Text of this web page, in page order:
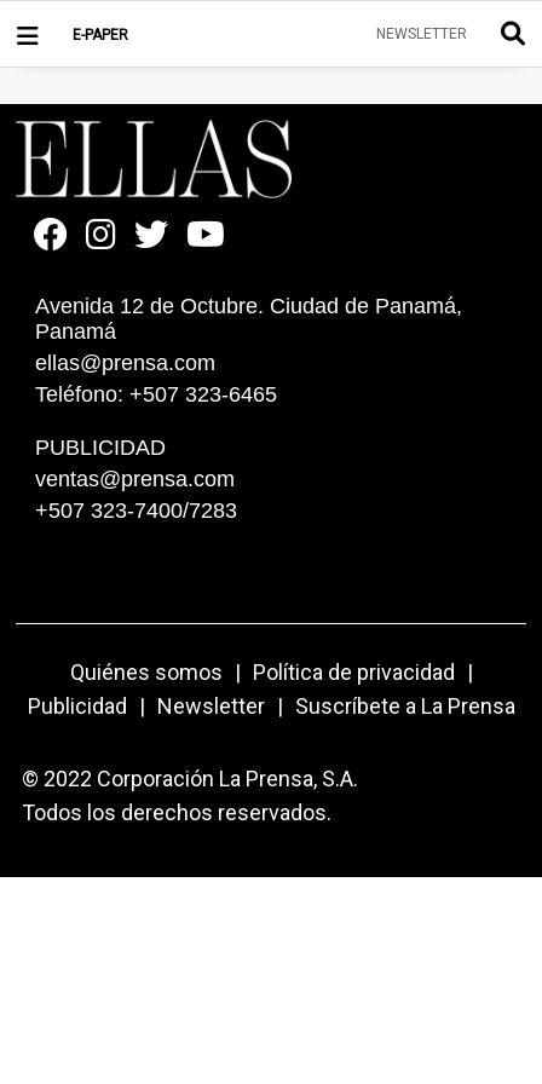
E-PAPER NEWSLETTER
Avenida 12 de Octubre. Ciudad de Panamá,
Panamá
ellas@prensa.com
Teléfono: +507 323-6465
PUBLICIDAD
ventas@prensa.com
+507 323-7400/7283
Quiénes somos | Política de privacidad
|
Publicidad
| Newsletter | Suscríbete a La Prensa
© 2022 Corporación La Prensa, S.A.
Todos los derechos reservados.